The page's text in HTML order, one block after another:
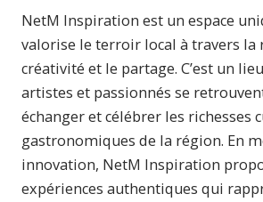
NetM Inspiration est un espace
valorise le terroir local à travers la
créativité et le partage. C’est un
artistes et passionnés se
échanger et célébrer les richesses
gastronomiques de la région. En
innovation, NetM Inspiration
expériences authentiques qui